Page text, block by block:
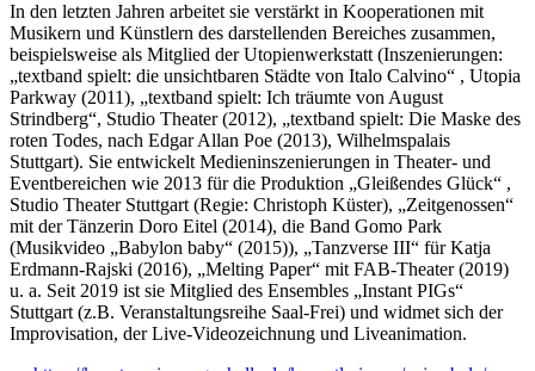
In den letzten Jahren arbeitet sie verstärkt in Kooperationen mit
Musikern und Künstlern des darstellenden Bereiches zusammen,
beispielsweise als Mitglied der Utopienwerkstatt (Inszenierungen:
„textband spielt: die unsichtbaren Städte von Italo Calvino“ , Utopia
Parkway (2011), „textband spielt: Ich träumte von August
Strindberg“, Studio Theater (2012), „textband spielt: Die Maske des
roten Todes, nach Edgar Allan Poe (2013), Wilhelmspalais
Stuttgart). Sie entwickelt Medieninszenierungen in Theater- und
Eventbereichen wie 2013 für die Produktion „Gleißendes Glück“ ,
Studio Theater Stuttgart (Regie: Christoph Küster), „Zeitgenossen“
mit der Tänzerin Doro Eitel (2014), die Band Gomo Park
(Musikvideo „Babylon baby“ (2015)), „Tanzverse III“ für Katja
Erdmann-Rajski (2016), „Melting Paper“ mit FAB-Theater (2019)
u. a. Seit 2019 ist sie Mitglied des Ensembles „Instant PIGs“
Stuttgart (z.B. Veranstaltungsreihe Saal-Frei) und widmet sich der
Improvisation, der Live-Videozeichnung und Liveanimation.